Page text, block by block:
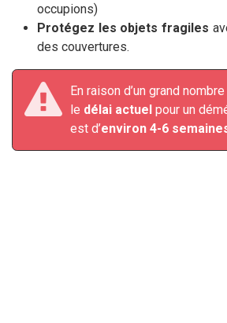
occupions)
Protégez les objets fragiles
des couvertures.
En raison d’un grand
le délai actuel pour un
est d’environ 4-6